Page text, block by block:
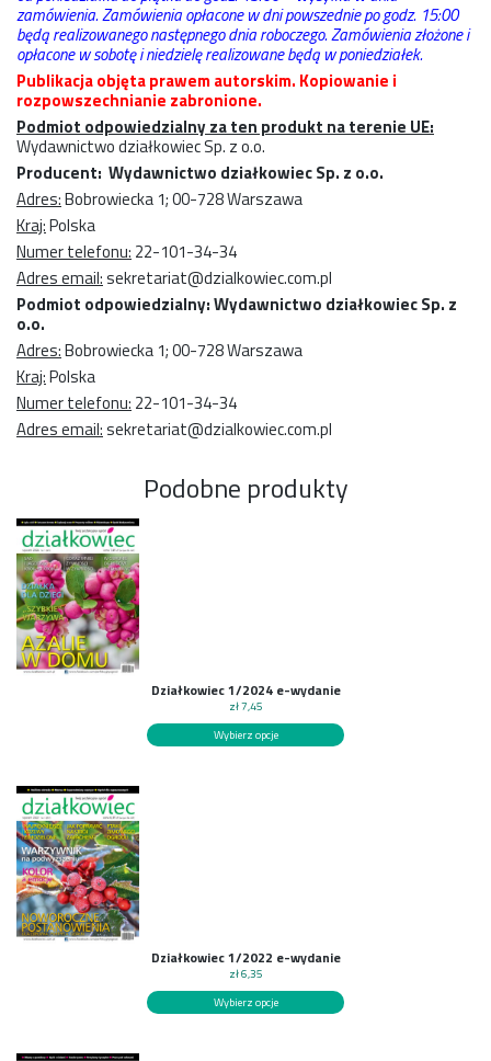
zamówienia. Zamówienia opłacone w dni powszednie po godz. 15:00
będą realizowanego następnego dnia roboczego. Zamówienia złożone i
opłacone w sobotę i niedzielę realizowane będą w poniedziałek.
Publikacja objęta prawem autorskim. Kopiowanie i
rozpowszechnianie zabronione.
Podmiot odpowiedzialny za ten produkt na terenie UE:
Wydawnictwo działkowiec Sp. z o.o.
Producent: Wydawnictwo działkowiec Sp. z o.o.
Adres:Bobrowiecka 1; 00-728 Warszawa
Kraj:Polska
Numer telefonu: 22-101-34-34
Adres email:sekretariat@dzialkowiec.com.pl
Podmiot odpowiedzialny: Wydawnictwo działkowiec Sp. z
o.o.
Adres:Bobrowiecka 1; 00-728 Warszawa
Kraj:Polska
Numer telefonu: 22-101-34-34
Adres email:sekretariat@dzialkowiec.com.pl
Podobne produkty
Działkowiec 1/2024 e-wydanie
zł7,45
Wybierz opcje
Działkowiec 1/2022 e-wydanie
zł6,35
Wybierz opcje